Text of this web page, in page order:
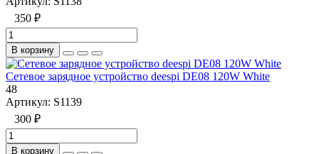
350 ₽
В корзину
Сетевое зарядное устройство deespi DE08 120W White
48
Артикул: S1139
300 ₽
В корзину